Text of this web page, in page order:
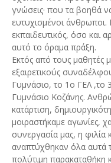
γνώσεις· που τα βοηθά
ευτυχισμένοι
εκπαιδευτικός, όσο και
αυτό το όραμα πράξη.
Εκτός από τους μαθητές
εξαιρετικούς
Γυμνάσιο, το 1ο ΓΕΛ
Γυμνάσιο Κοζάνης.
κατάρτιση,
μοιραστήκαμε αγωνίες,
συνεργασία μας, η φιλία
αναπτύχθηκαν όλα αυτά
πολύτιμη παρακαταθήκη